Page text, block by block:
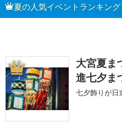
夏の人気イベントランキング
1
大宮夏ま
進七夕ま
七夕飾りが日